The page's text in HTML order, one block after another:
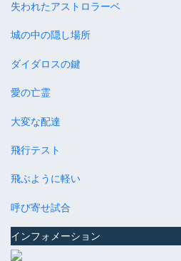
失われたアストロラーベ
城の中の隠し場所
ダイダロスの鍵
愛の亡霊
大変な配達
飛行テスト
飛ぶように軽い
呼び寄せ試合
インフォメーション